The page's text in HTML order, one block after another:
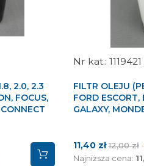
2.0, 2.3
FOCUS,
FILTR OLEJU
FORD ESCORT,
GALAXY,
Cena
11,40 złCena
12,00 zł
Najniższa cena: